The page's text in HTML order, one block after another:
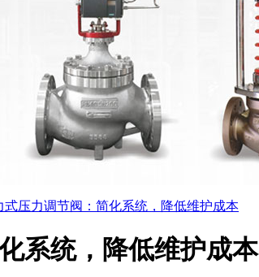
式压力调节阀：简化系统，降低维护成本
系统，降低维护成本